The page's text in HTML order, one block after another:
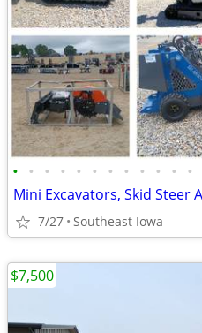
• • • • • • • • • • • •
7/27 Southeast Iowa
$7,500